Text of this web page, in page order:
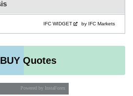
IFC WIDGET by IFC Markets
Quotes